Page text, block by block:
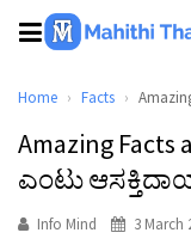
Home Facts
Amazing
ಎಂಟು
Info Mind 3 March